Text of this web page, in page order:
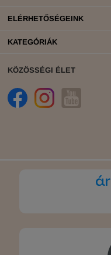
ELÉRHETŐSÉGEINK
KATEGÓRIÁK
KÖZÖSSÉGI ÉLET